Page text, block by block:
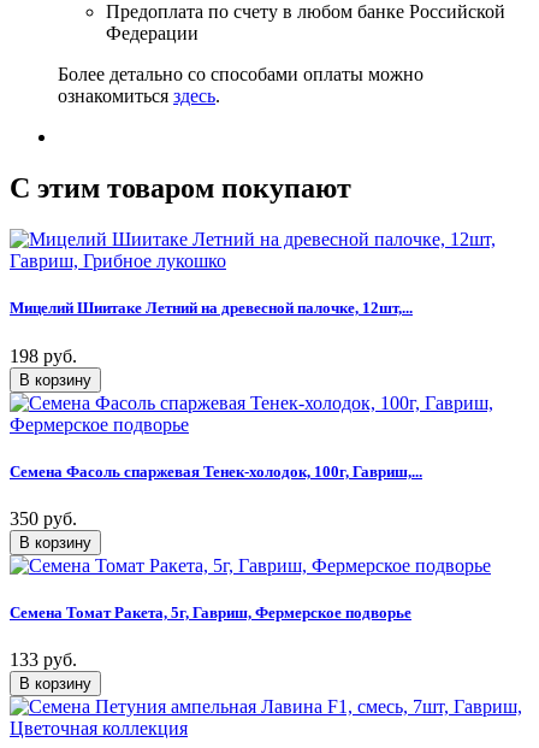
Предоплата по счету в любом банке Российской
Федерации
Более детально со способами оплаты можно
ознакомиться здесь.
C этим товаром покупают
Мицелий Шиитаке Летний на древесной палочке, 12шт,...
198 руб.
Семена Фасоль спаржевая Тенек-холодок, 100г, Гавриш,...
350 руб.
Семена Томат Ракета, 5г, Гавриш, Фермерское подворье
133 руб.